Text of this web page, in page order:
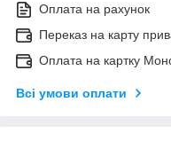
Оплата на рахунок
Переказ на карту
Оплата на картку
Всі умови оплати